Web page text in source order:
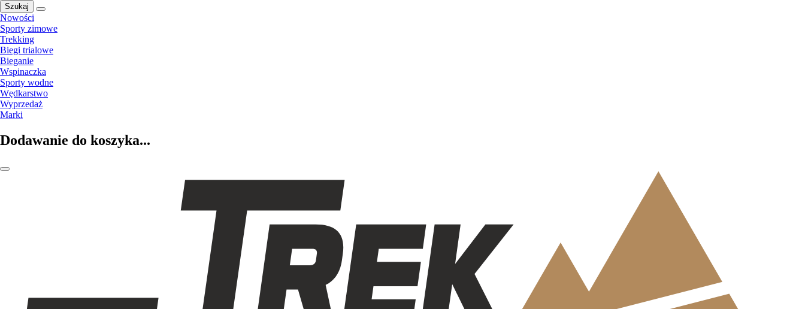
Szukaj
Nowości
Sporty zimowe
Trekking
Biegi trialowe
Bieganie
Wspinaczka
Sporty wodne
Wędkarstwo
Wyprzedaż
Marki
Dodawanie do koszyka...